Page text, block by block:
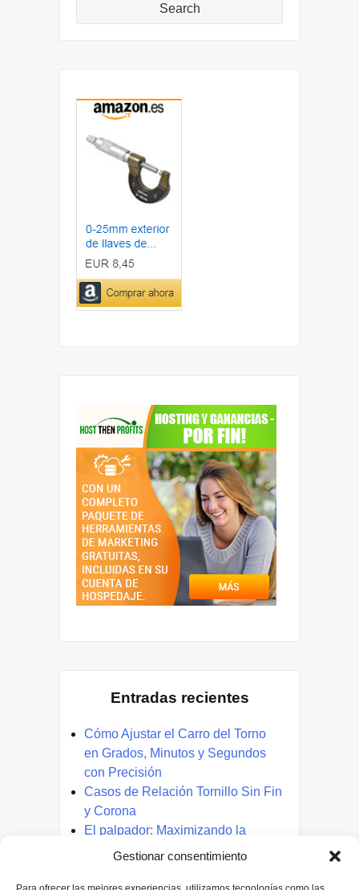
Gestionar consentimiento
Search
Entradas recientes
Cómo Ajustar el Carro del Torno
en Grados, Minutos y Segundos
con Precisión
Casos de Relación Tornillo Sin Fin
y Corona
El palpador: Maximizando la
Precisión y la Verificación.